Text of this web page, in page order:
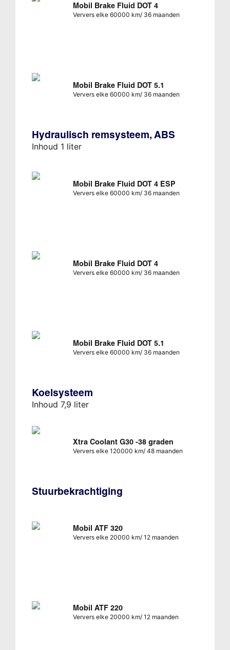
Mobil Brake Fluid DOT 4
Ververs elke 60000 km/ 36 maanden
Mobil Brake Fluid DOT 5.1
Ververs elke 60000 km/ 36 maanden
Hydraulisch remsysteem, ABS
Inhoud 1 liter
Mobil Brake Fluid DOT 4 ESP
Ververs elke 60000 km/ 36 maanden
Mobil Brake Fluid DOT 4
Ververs elke 60000 km/ 36 maanden
Mobil Brake Fluid DOT 5.1
Ververs elke 60000 km/ 36 maanden
Koelsysteem
Inhoud 7,9 liter
Xtra Coolant G30 -38 graden
Ververs elke 120000 km/ 48 maanden
Stuurbekrachtiging
Mobil ATF 320
Ververs elke 20000 km/ 12 maanden
Mobil ATF 220
Ververs elke 20000 km/ 12 maanden